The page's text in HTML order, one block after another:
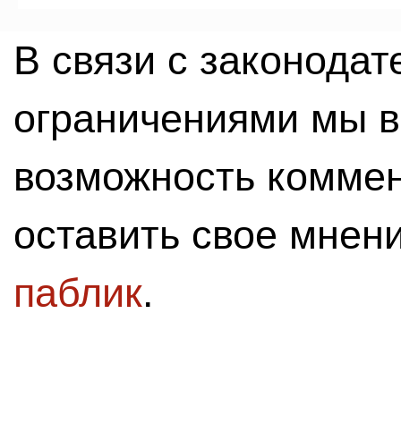
В связи с
ограничениями мы
возможность
оставить свое
паблик.